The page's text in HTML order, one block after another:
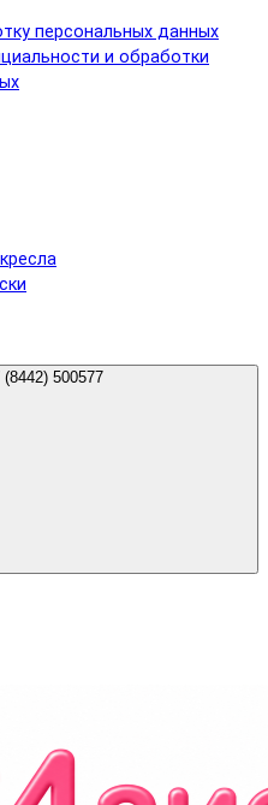
персональных данных
и обработки
+7 (8442) 500577